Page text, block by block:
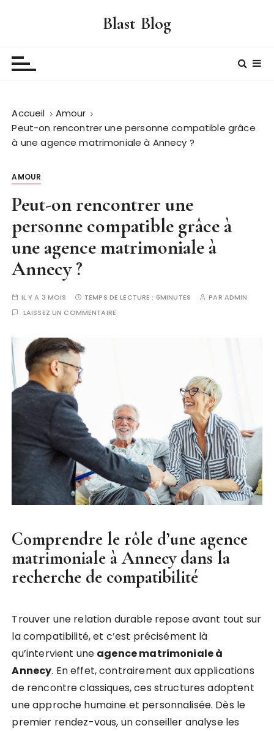
Blast Blog
Accueil
Amour
Peut-on rencontrer une personne compatible grâce
à une agence matrimoniale à Annecy ?
AMOUR
Peut-on rencontrer une
personne compatible grâce à
une agence matrimoniale à
Annecy ?
IL Y A 3 MOIS TEMPS DE LECTURE : 6MINUTES PAR ADMIN
LAISSEZ UN COMMENTAIRE
Comprendre le rôle d’une agence
matrimoniale à Annecydans la
recherche de compatibilité
Trouver une relation durable repose avant tout sur
la compatibilité, et c’est précisément là
qu’intervient une agence matrimoniale à
Annecy. En effet, contrairement aux applications
de rencontre classiques, ces structures adoptent
une approche humaine et personnalisée. Dès le
premier rendez-vous, un conseiller analyse les